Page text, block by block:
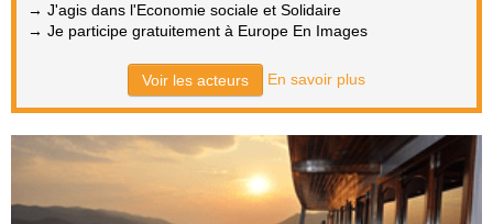
→ J'agis dans l'Economie sociale et Solidaire
→ Je participe gratuitement à Europe En Images
Voir les acteurs En savoir plus